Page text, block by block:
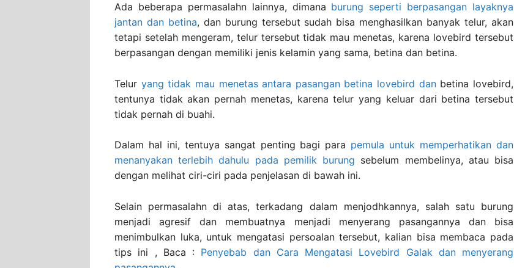
Ada beberapa permasalahn lainnya, dimana burung seperti berpasangan layaknya
jantan dan betina, dan burung tersebut sudah bisa menghasilkan banyak telur, akan
tetapi setelah mengeram, telur tersebut tidak mau menetas, karena lovebird tersebut
berpasangan dengan memiliki jenis kelamin yang sama, betina dan betina.
Telur yang tidak mau menetas antara pasangan betina lovebird danbetina lovebird,
tentunya tidak akan pernah menetas, karena telur yang keluar dari betina tersebut
tidak pernah di buahi.
Dalam hal ini, tentuya sangat penting bagi para pemula untuk memperhatikan dan
menanyakan terlebih dahulu pada pemilik burung sebelum membelinya, atau bisa
dengan melihat ciri-ciri pada penjelasan di bawah ini.
Selain permasalahn di atas, terkadang dalam menjodhkannya, salah satu burung
menjadi agresif dan membuatnya menjadi menyerang pasangannya dan bisa
menimbulkan luka, untuk mengatasi persoalan tersebut, kalian bisa membaca pada
tips ini , Baca : Penyebab dan Cara Mengatasi Lovebird Galak dan menyerang